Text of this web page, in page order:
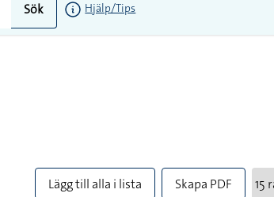
Sök Hjälp/Tips
Lägg till alla i lista Skapa PDF